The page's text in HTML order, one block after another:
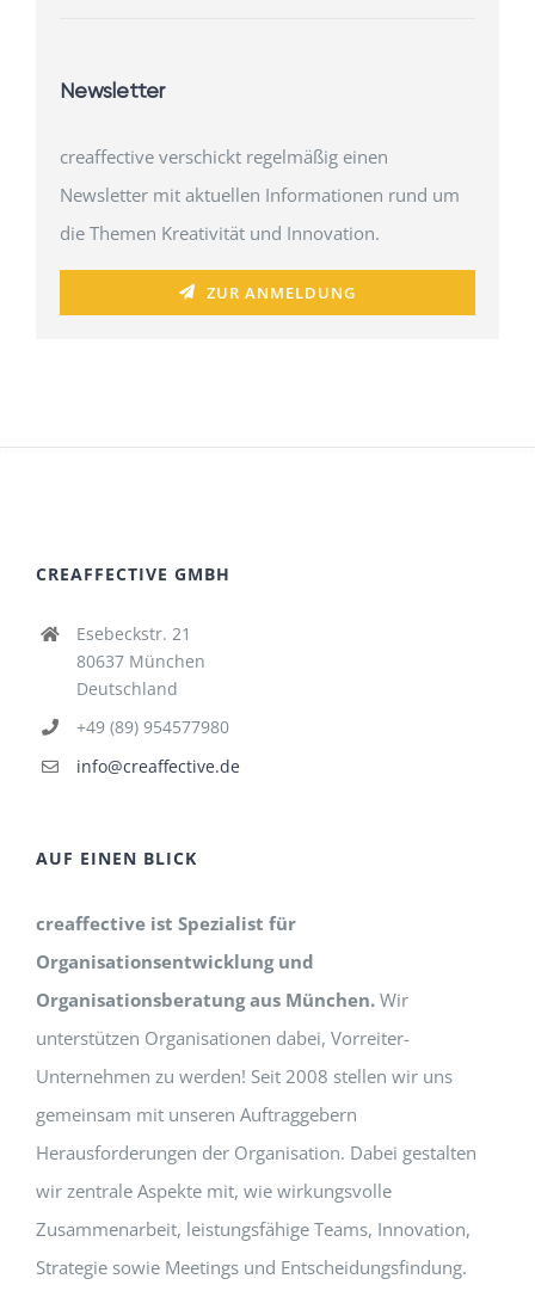
Newsletter
creaffective verschickt regelmäßig einen
Newsletter mit aktuellen Informationen rund um
die Themen Kreativität und Innovation.
ZUR ANMELDUNG
CREAFFECTIVE GMBH
Esebeckstr. 21
80637 München
Deutschland
+49 (89) 954577980
info@creaffective.de
AUF EINEN BLICK
creaffective ist Spezialist für
Organisationsentwicklung und
Organisationsberatung aus München. Wir
unterstützen Organisationen dabei, Vorreiter-
Unternehmen zu werden! Seit 2008 stellen wir uns
gemeinsam mit unseren Auftraggebern
Herausforderungen der Organisation. Dabei gestalten
wir zentrale Aspekte mit, wie wirkungsvolle
Zusammenarbeit, leistungsfähige Teams, Innovation,
Strategie sowie Meetings und Entscheidungsfindung.